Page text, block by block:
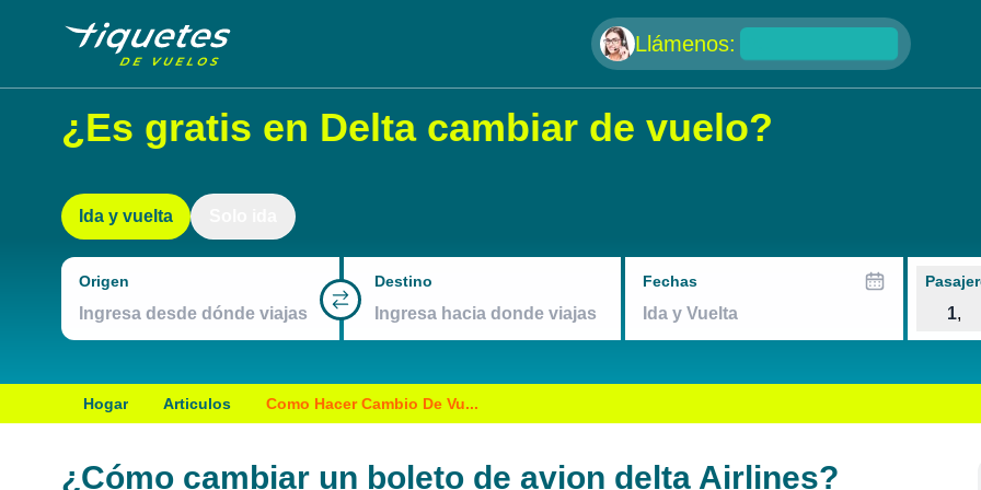
Llámenos:
¿Es gratis en Delta cambiar de vuelo?
Ida y vuelta
Origen Destino Fechas
1,
Hogar Articulos Como Hacer Cambio De Vu...
¿Cómo cambiar un boleto de avion delta Airlines?